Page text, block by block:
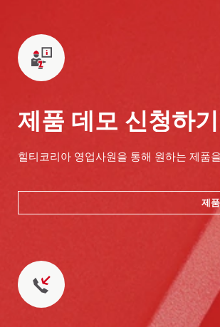
제품 데모 신청하기
힐티코리아 영업사원을 통해 원하는 제품
제